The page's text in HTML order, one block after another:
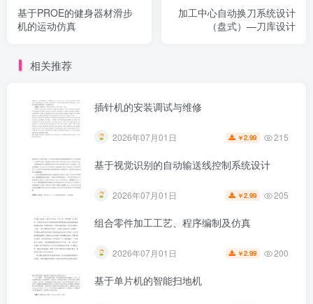
基于PROE的健身器材滑步
机的运动仿真
加工中心自动换刀系统设计
（盘式）—刀库设计
相关推荐
插针机的安装调试与维修
2026年07月01日 ￥2.99 215
基于视觉识别的自动输送线控制系统设计
2026年07月01日 ￥2.99 205
组合零件加工工艺、程序编制及仿真
2026年07月01日 ￥2.99 200
基于单片机的智能扫地机